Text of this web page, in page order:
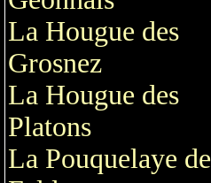
La Hougue des
Grosnez
La Hougue des
Platons
La Pouquelaye de